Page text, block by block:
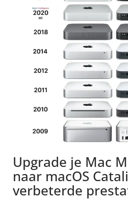
Upgrade je Mac
naar macOS
verbeterde